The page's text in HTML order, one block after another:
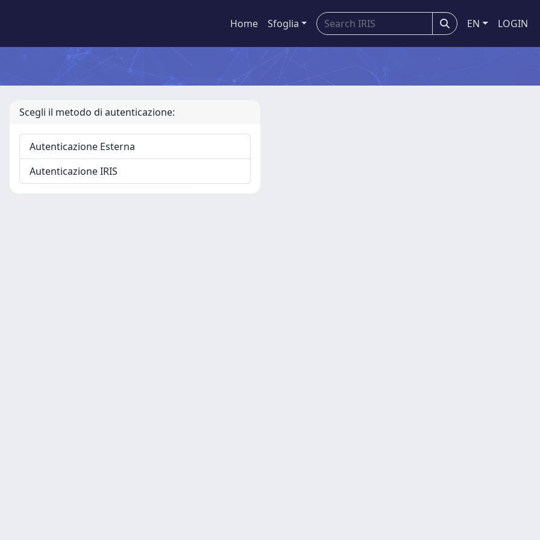
Home Sfoglia EN LOGIN
Scegli il metodo di autenticazione:
Autenticazione Esterna
Autenticazione IRIS